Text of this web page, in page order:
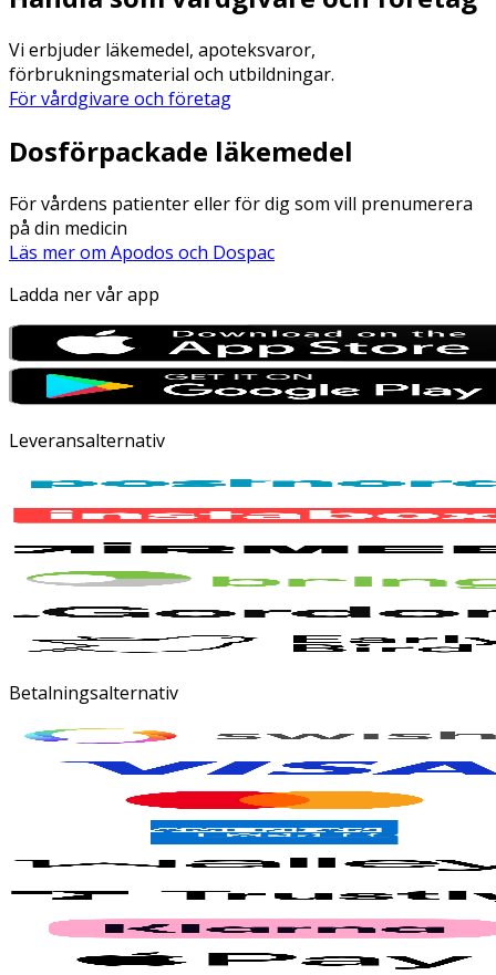
Vi erbjuder läkemedel, apoteksvaror,
förbrukningsmaterial och utbildningar.
För vårdgivare och företag
Dosförpackade läkemedel
För vårdens patienter eller för dig som vill prenumerera
på din medicin
Läs mer om Apodos och Dospac
Ladda ner vår app
Leveransalternativ
Betalningsalternativ